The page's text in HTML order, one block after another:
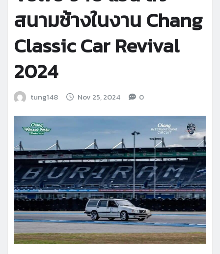
สนามช้างในงาน Chang
Classic Car Revival
2024
tung148 Nov 25, 2024 0